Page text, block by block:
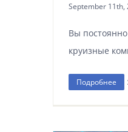
September 11th,
Вы
круизные
Подробнее